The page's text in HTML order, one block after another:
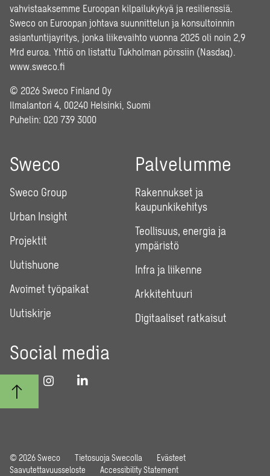
vahvistaaksemme Euroopan kilpailukykyä ja resilienssiä.
Sweco on Euroopan johtava suunnittelun ja konsultoinnin
asiantuntijayritys, jonka liikevaihto vuonna 2025 oli noin 2,9
Mrd euroa. Yhtiö on listattu Tukholman pörssiin (Nasdaq).
www.sweco.fi
© 2026 Sweco Finland Oy
Ilmalantori 4, 00240 Helsinki, Suomi
Puhelin: 020 739 3000
Sweco
Sweco Group
Urban Insight
Projektit
Uutishuone
Avoimet työpaikat
Uutiskirje
Palvelumme
Rakennukset ja
kaupunkikehitys
Teollisuus, energia ja
ympäristö
Infra ja liikenne
Arkkitehtuuri
Digitaaliset ratkaisut
Social media
© 2026 Sweco Tietosuoja Swecolla
Evästeet
Saavutettavuusseloste
Accessibility Statement